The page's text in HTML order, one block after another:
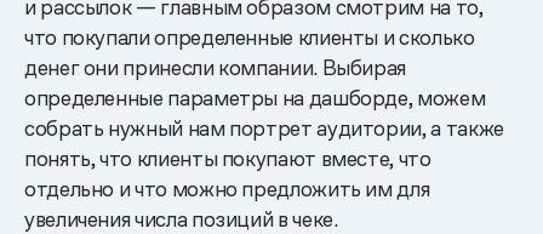
и рассылок — главным образом смотрим на то,
что покупали определенные клиенты и сколько
денег они принесли компании. Выбирая
определенные параметры на дашборде, можем
собрать нужный нам портрет аудитории, а также
понять, что клиенты покупают вместе, что
отдельно и что можно предложить им для
увеличения числа позиций в чеке.